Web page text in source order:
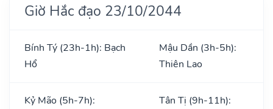
Giờ Hắc đạo 23/10/2044
Bính Tý (23h-1h): Bạch
Hổ
Mậu Dần (3h-5h):
Thiên Lao
Kỷ Mão (5h-7h):
Tân Tị (9h-11h):